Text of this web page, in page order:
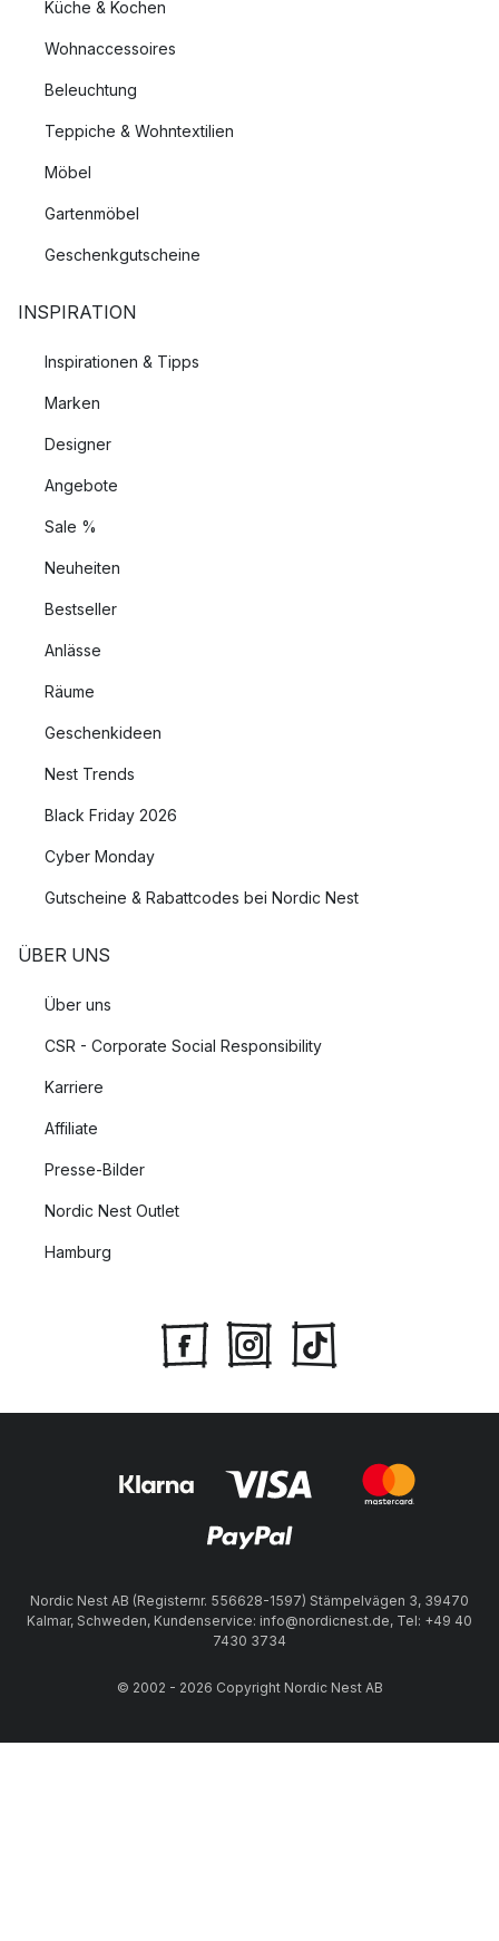
Küche & Kochen
Wohnaccessoires
Beleuchtung
Teppiche & Wohntextilien
Möbel
Gartenmöbel
Geschenkgutscheine
INSPIRATION
Inspirationen & Tipps
Marken
Designer
Angebote
Sale %
Neuheiten
Bestseller
Anlässe
Räume
Geschenkideen
Nest Trends
Black Friday 2026
Cyber Monday
Gutscheine & Rabattcodes bei Nordic Nest
ÜBER UNS
Über uns
CSR - Corporate Social Responsibility
Karriere
Affiliate
Presse-Bilder
Nordic Nest Outlet
Hamburg
Nordic Nest AB (Registernr. 556628-1597) Stämpelvägen 3, 39470
Kalmar, Schweden, Kundenservice: info@nordicnest.de, Tel: +49 40
7430 3734
© 2002 - 2026 Copyright Nordic Nest AB